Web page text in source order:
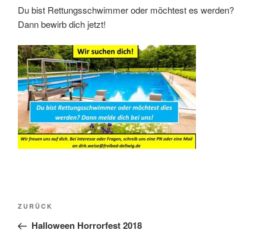
Du bist Rettungsschwimmer oder möchtest es werden?
Dann bewirb dich jetzt!
Beitragsnavigation
Vorheriger
Beitrag
ZURÜCK
Halloween Horrorfest 2018